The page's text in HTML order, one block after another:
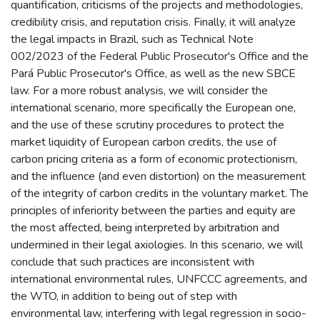
quantification, criticisms of the projects and methodologies,
credibility crisis, and reputation crisis. Finally, it will analyze
the legal impacts in Brazil, such as Technical Note
002/2023 of the Federal Public Prosecutor's Office and the
Pará Public Prosecutor's Office, as well as the new SBCE
law. For a more robust analysis, we will consider the
international scenario, more specifically the European one,
and the use of these scrutiny procedures to protect the
market liquidity of European carbon credits, the use of
carbon pricing criteria as a form of economic protectionism,
and the influence (and even distortion) on the measurement
of the integrity of carbon credits in the voluntary market. The
principles of inferiority between the parties and equity are
the most affected, being interpreted by arbitration and
undermined in their legal axiologies. In this scenario, we will
conclude that such practices are inconsistent with
international environmental rules, UNFCCC agreements, and
the WTO, in addition to being out of step with
environmental law, interfering with legal regression in socio-